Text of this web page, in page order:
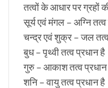
तत्वों के आधार पर ग्रहों
सूर्य एवं मंगल – अग्नि
चन्द्र एवं शुक्र – जल
बुध – पृथ्वी तत्व प्रधान
गुरु – आकाश तत्व प्रधान
शनि – वायु तत्व प्रधान